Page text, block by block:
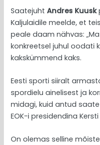
SaatejuhtAndres Kuusk
Kaljulaidile meelde, et
peale daam nähvas:
konkreetsel juhul oodati
kakskümmend kaks.
Eesti sporti siiralt
spordielu ainelisest ja
midagi, kuid antud
EOK-i presidendina Kersti
On olemas selline